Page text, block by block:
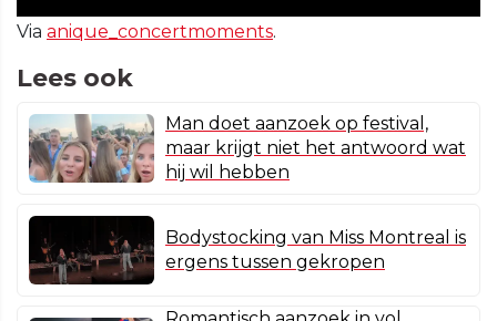
Via anique_concertmoments.
Lees ook
Man doet aanzoek op festival,
maar krijgt niet het antwoord wat
hij wil hebben
Bodystocking van Miss Montreal is
ergens tussen gekropen